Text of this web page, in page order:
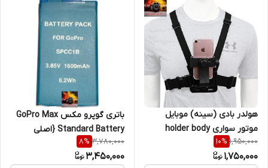
هولدر بادی (سینه) موبایل
موتور سواری holder body
خارجی
1,950,000
10%
1,750,000
باتری گوپرو مکس GoPro Max
Standard Battery {اصلی
شرکتی سفارش اروپا}
3,780,000
8%
3,450,000